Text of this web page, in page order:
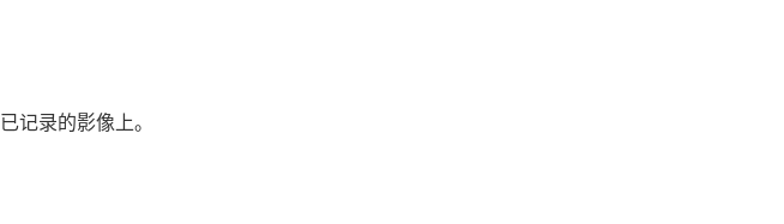
记录的影像上。